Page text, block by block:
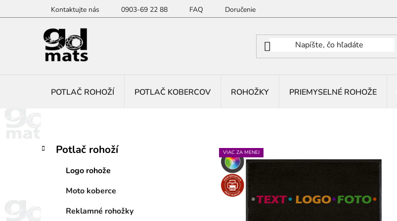
na
Kontaktujte nás 0903-69 22 88 FAQ Doručenie
POTLAČ ROHOŽÍ POTLAČ KOBERCOV ROHOŽKY PRIEMYSELNÉ ROHOŽE
BPreskočiť
kategórie
K
a
Potlač rohoží
Logo rohože
Moto koberce
Reklamné rohožky
VIAC ZA MENEJ